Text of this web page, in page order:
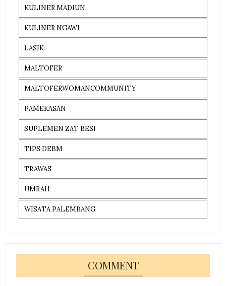
KULINER MADIUN
KULINER NGAWI
LASIK
MALTOFER
MALTOFERWOMANCOMMUNITY
PAMEKASAN
SUPLEMEN ZAT BESI
TIPS DEBM
TRAWAS
UMRAH
WISATA PALEMBANG
COMMENT